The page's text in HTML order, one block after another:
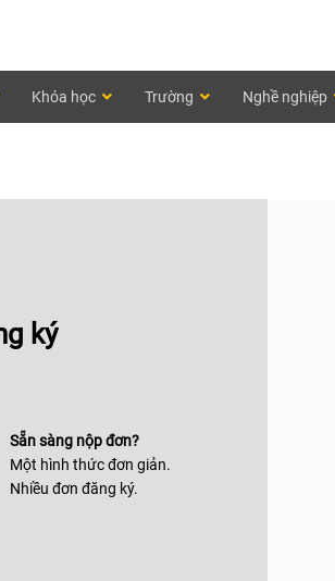
Khóa học Trường Nghề nghiệp
ký
Sẵn sàng nộp đơn?
Một hình thức đơn giản.
Nhiều đơn đăng ký.